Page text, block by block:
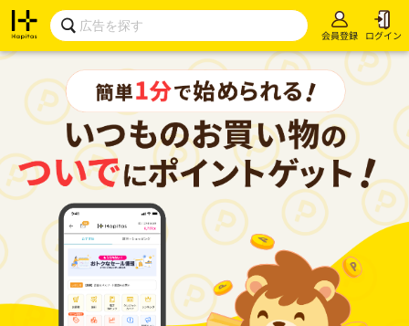
会員登録 ログイン